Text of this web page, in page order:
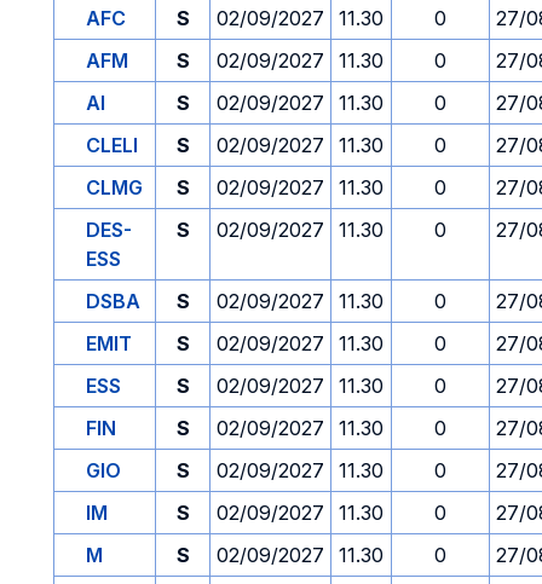
AFC
S 02/09/2027 11.30 0
27/
AFM
S 02/09/2027 11.30 0
27/
AI
S 02/09/2027 11.30 0
27/
CLELI
S 02/09/2027 11.30 0
27/
CLMG
S 02/09/2027 11.30 0
27/
DES-
ESS
S 02/09/2027 11.30 0 27/
DSBA S 02/09/2027 11.30 0
27/
EMIT
S 02/09/2027 11.30 0
27/
ESS
S 02/09/2027 11.30 0
27/
FIN
S 02/09/2027 11.30 0
27/
GIO
S 02/09/2027 11.30 0
27/
IM
S 02/09/2027 11.30 0
27/
M
S 02/09/2027 11.30 0 27/